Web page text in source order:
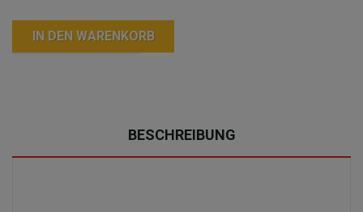
IN DEN WARENKORB
BESCHREIBUNG